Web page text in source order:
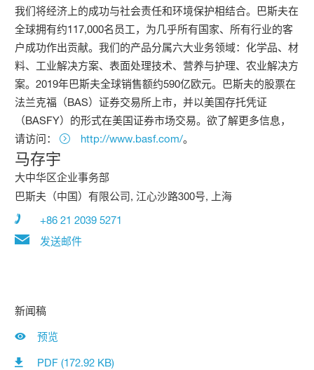
我们将经济上的成功与社会责任和环境保护相结合。巴斯夫在
全球拥有约117,000名员工，为几乎所有国家、所有行业的客
户成功作出贡献。我们的产品分属六大业务领域：化学品、材
料、工业解决方案、表面处理技术、营养与护理、农业解决方
案。2019年巴斯夫全球销售额约590亿欧元。巴斯夫的股票在
法兰克福（BAS）证券交易所上市，并以美国存托凭证
（BASFY）的形式在美国证券市场交易。欲了解更多信息，
请访问：
http://www.basf.com/。
马存宇
大中华区企业事务部
巴斯夫（中国）有限公司, 江心沙路300号, 上海
+86 21 2039 5271
发送邮件
新闻稿
预览
PDF (172.92 KB)